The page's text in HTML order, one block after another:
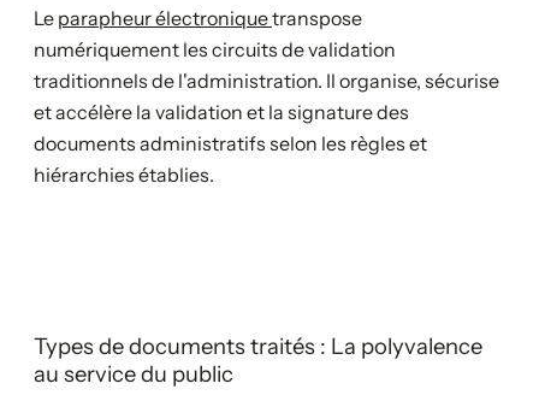
Le parapheur électroniquetranspose
numériquement les circuits de validation
traditionnels de l'administration. Il organise, sécurise
et accélère la validation et la signature des
documents administratifs selon les règles et
hiérarchies établies.
Types de documents traités : La polyvalence
au service du public